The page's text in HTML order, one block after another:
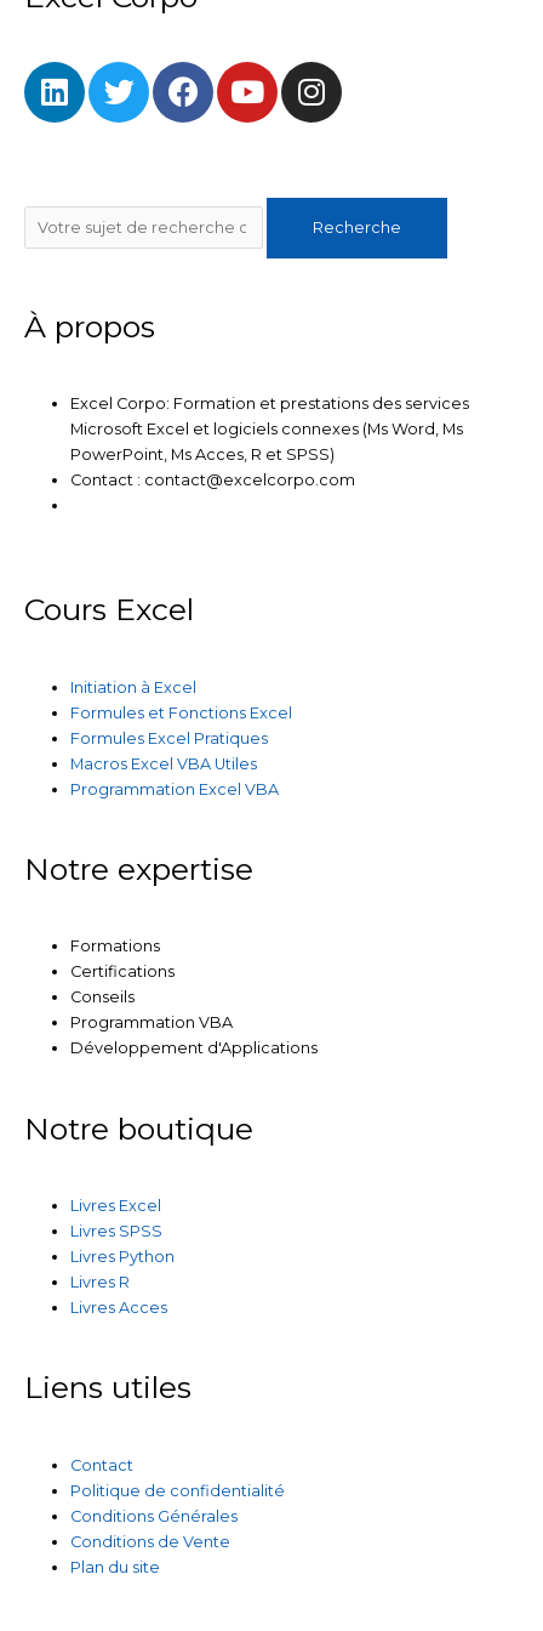
b
o
k
t
r
u
e
L
i
d
i
T
w
e
r
F
a
o
o
Y
o
b
e
I
n
a
g
r
Rechercher
Recherche
À propos
Excel Corpo: Formation et prestations des services
Microsoft Excel et logiciels connexes (Ms Word, Ms
PowerPoint, Ms Acces, R et SPSS)
Contact : contact@excelcorpo.com
Cours Excel
Initiation à Excel
Formules et Fonctions Excel
Formules Excel Pratiques
Macros Excel VBA Utiles
Programmation Excel VBA
Notre expertise
Formations
Certifications
Conseils
Programmation VBA
Développement d'Applications
Notre boutique
Livres Excel
Livres SPSS
Livres Python
Livres R
Livres Acces
Liens utiles
Contact
Politique de confidentialité
Conditions Générales
Conditions de Vente
Plan du site